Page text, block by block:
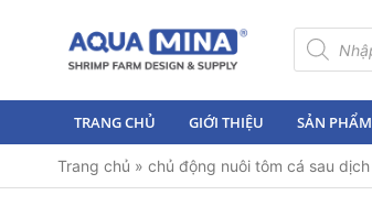
Tìm
kiếm
sản
TRANG CHỦ GIỚI THIỆU SẢN PHẨM
Trang chủ » chủ động nuôi tôm cá sau dịch